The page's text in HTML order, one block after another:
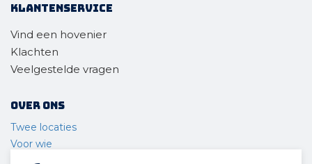
Klantenservice
Vind een hovenier
Klachten
Veelgestelde vragen
Over ons
Twee locaties
Voor wie